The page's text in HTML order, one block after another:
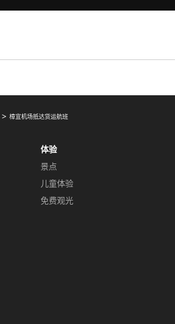
樟宜机场抵达货运航班
体验
景点
儿童体验
免费观光